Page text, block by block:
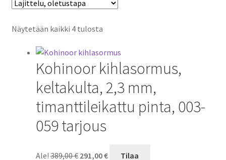
Näytetään kaikki 4 tulosta
Kohinoor kihlasormus,
keltakulta, 2,3 mm,
timanttileikattu pinta, 003-
059 tarjous
Ale!389,00€ 291,00€ Tilaa